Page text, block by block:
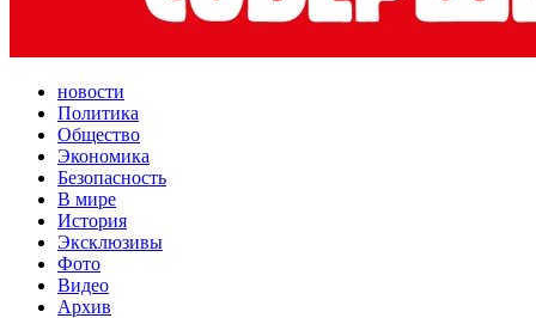
новости
Политика
Общество
Экономика
Безопасность
В мире
История
Эксклюзивы
Фото
Видео
Архив